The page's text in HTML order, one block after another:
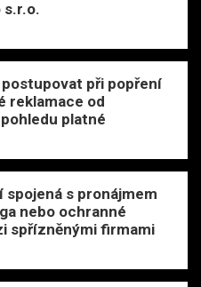
s.r.o.
při popření
reklamace od
platné
spojená s pronájmem
nebo ochranné
spřízněnými firmami